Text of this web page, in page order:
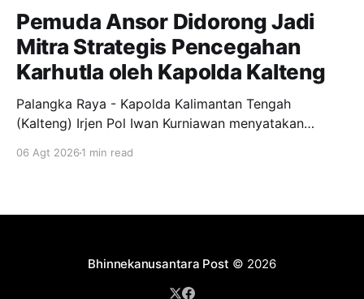
Pemuda Ansor Didorong Jadi
Mitra Strategis Pencegahan
Karhutla oleh Kapolda Kalteng
Palangka Raya - Kapolda Kalimantan Tengah
(Kalteng) Irjen Pol Iwan Kurniawan menyatakan
menjadi garda terdepan dalam upaya pencegahan
Ansor Kalteng di
06 Agt 2026 1 min read
Bhinnekanusantara Post © 2026